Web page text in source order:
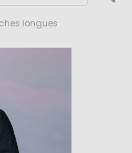
longues